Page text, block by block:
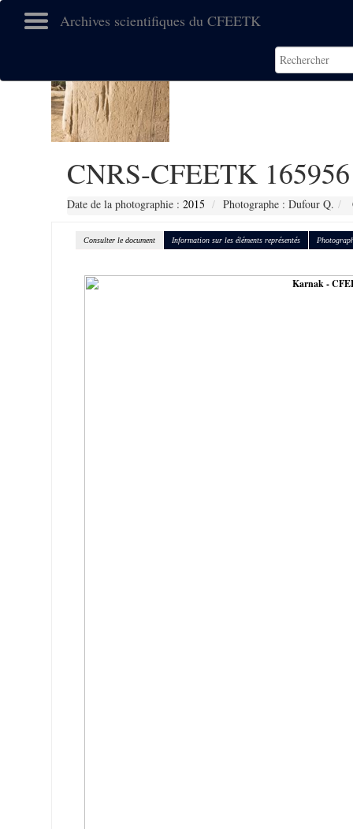
Archives scientifiques du CFEETK
CNRS-CFEETK 165956
Date de la photographie : 2015 Photographe : Dufour Q.
Consulter le document Information sur les éléments représentés